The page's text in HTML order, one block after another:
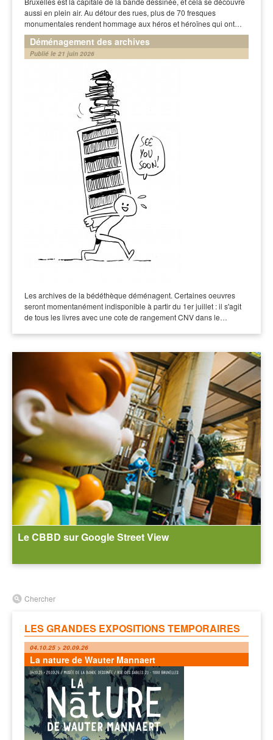
aussi en plein air. Au détour des rues, plus de 70 fresques
monumentales rendent hommage aux héros et héroïnes qui ont…
Déménagement des archives
Publié le 21 juin 2026
Les archives de la bédéthèque déménagent. Certaines oeuvres
seront momentanément indisponible à partir du 1er juillet : il s'agit
de tous les livres avec une cote de rangement CNV dans le…
Le CBBD sur Google Street View
Chercher
LES GRANDES EXPOSITIONS TEMPORAIRES
04.10.25 > 20.09.26
La nature de Wauter Mannaert